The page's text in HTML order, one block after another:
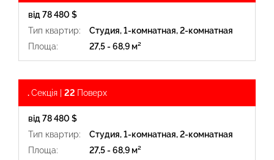
від 78 480 $
Тип квартир:
Студия, 1-комнатная, 2-комнатная
Площа:
27,5 - 68,9 м²
.Секція | 22 Поверх
від 78 480 $
Тип квартир:
Студия, 1-комнатная, 2-комнатная
Площа:
27,5 - 68,9 м²